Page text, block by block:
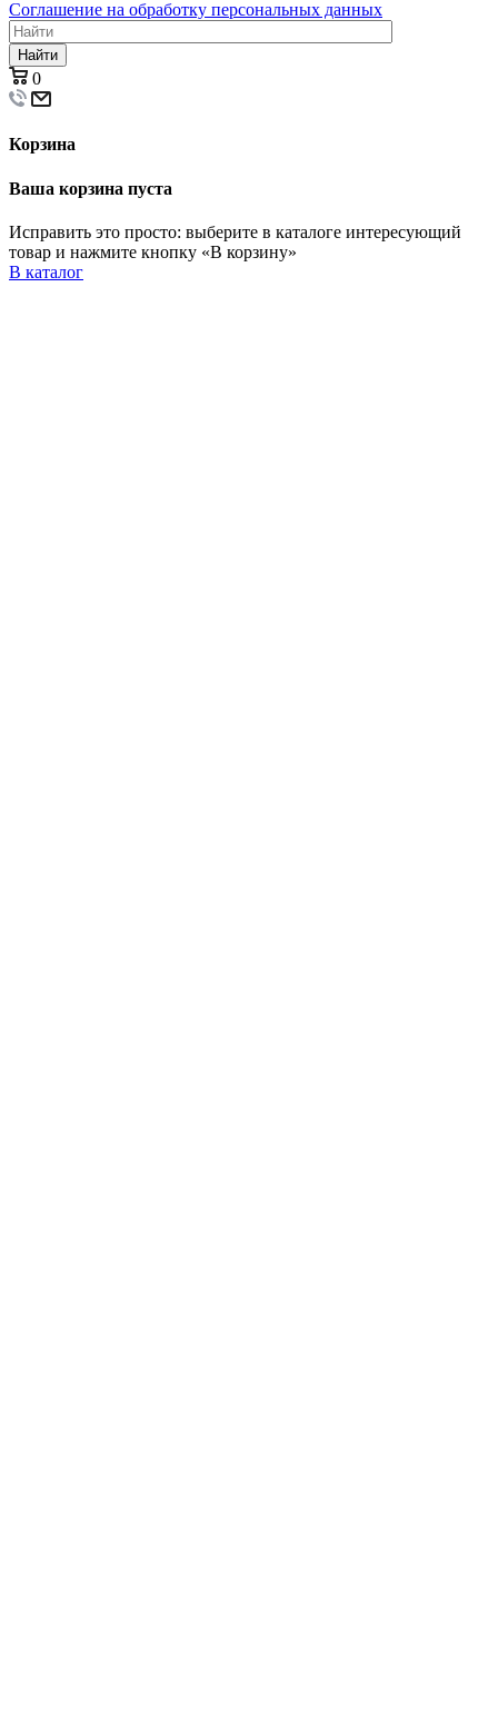
Соглашение на обработку персональных данных
Найти
0
Корзина
Ваша корзина пуста
Исправить это просто: выберите в каталоге интересующий
товар и нажмите кнопку «В корзину»
В каталог